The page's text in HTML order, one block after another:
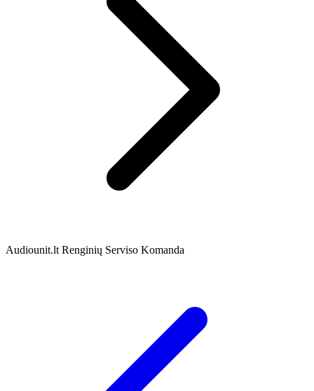
Audiounit.lt Renginių Serviso Komanda